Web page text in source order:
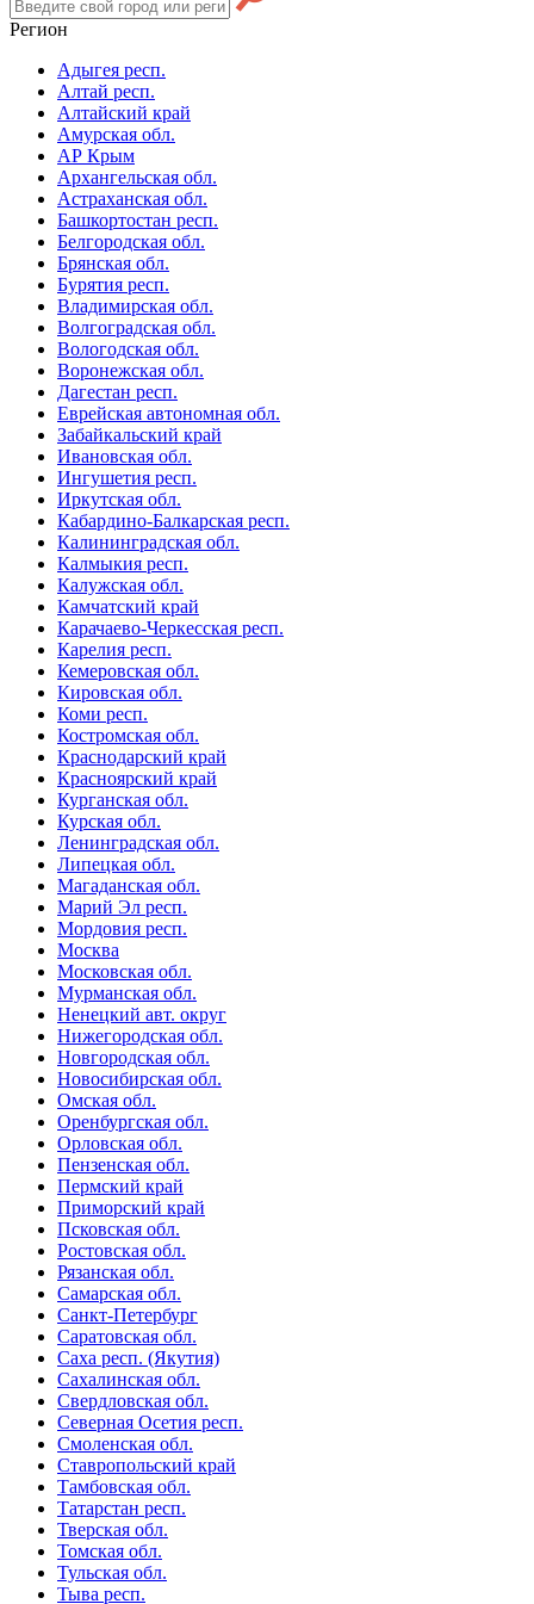
Регион
Адыгея респ.
Алтай респ.
Алтайский край
Амурская обл.
АР Крым
Архангельская обл.
Астраханская обл.
Башкортостан респ.
Белгородская обл.
Брянская обл.
Бурятия респ.
Владимирская обл.
Волгоградская обл.
Вологодская обл.
Воронежская обл.
Дагестан респ.
Еврейская автономная обл.
Забайкальский край
Ивановская обл.
Ингушетия респ.
Иркутская обл.
Кабардино-Балкарская респ.
Калининградская обл.
Калмыкия респ.
Калужская обл.
Камчатский край
Карачаево-Черкесская респ.
Карелия респ.
Кемеровская обл.
Кировская обл.
Коми респ.
Костромская обл.
Краснодарский край
Красноярский край
Курганская обл.
Курская обл.
Ленинградская обл.
Липецкая обл.
Магаданская обл.
Марий Эл респ.
Мордовия респ.
Москва
Московская обл.
Мурманская обл.
Ненецкий авт. округ
Нижегородская обл.
Новгородская обл.
Новосибирская обл.
Омская обл.
Оренбургская обл.
Орловская обл.
Пензенская обл.
Пермский край
Приморский край
Псковская обл.
Ростовская обл.
Рязанская обл.
Самарская обл.
Санкт-Петербург
Саратовская обл.
Саха респ. (Якутия)
Сахалинская обл.
Свердловская обл.
Северная Осетия респ.
Смоленская обл.
Ставропольский край
Тамбовская обл.
Татарстан респ.
Тверская обл.
Томская обл.
Тульская обл.
Тыва респ.